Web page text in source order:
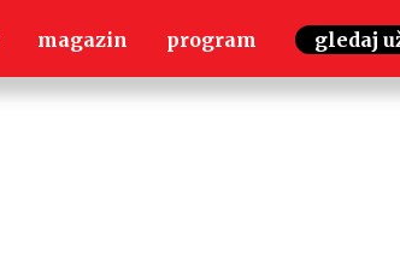
magazin program gledaj